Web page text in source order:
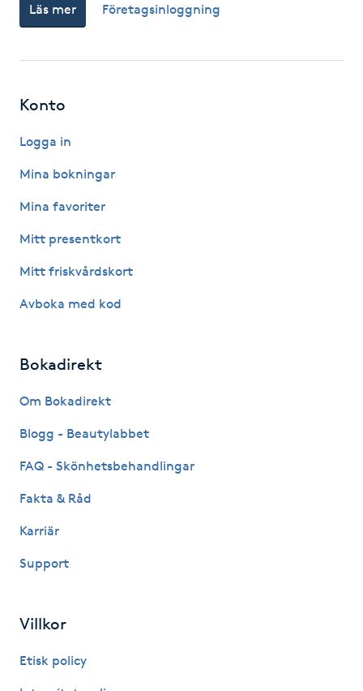
Fransrengöring
Frisör
Färgning
G
Gel naglar
Gellack
Läs mer Företagsinloggning
Konto
Logga in
Mina bokningar
Mina favoriter
Mitt presentkort
Mitt friskvårdskort
Avboka med kod
Bokadirekt
Om Bokadirekt
Blogg - Beautylabbet
FAQ - Skönhetsbehandlingar
Fakta & Råd
Karriär
Support
Villkor
Etisk policy